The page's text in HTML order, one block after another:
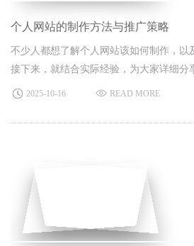
个人网站的制作方法与推广策略
不少人都想了解个人网站该如何制作，以
接下来，就结合实际经验，为大家详细分
的完整思路。​
2025-10-16 READ MORE